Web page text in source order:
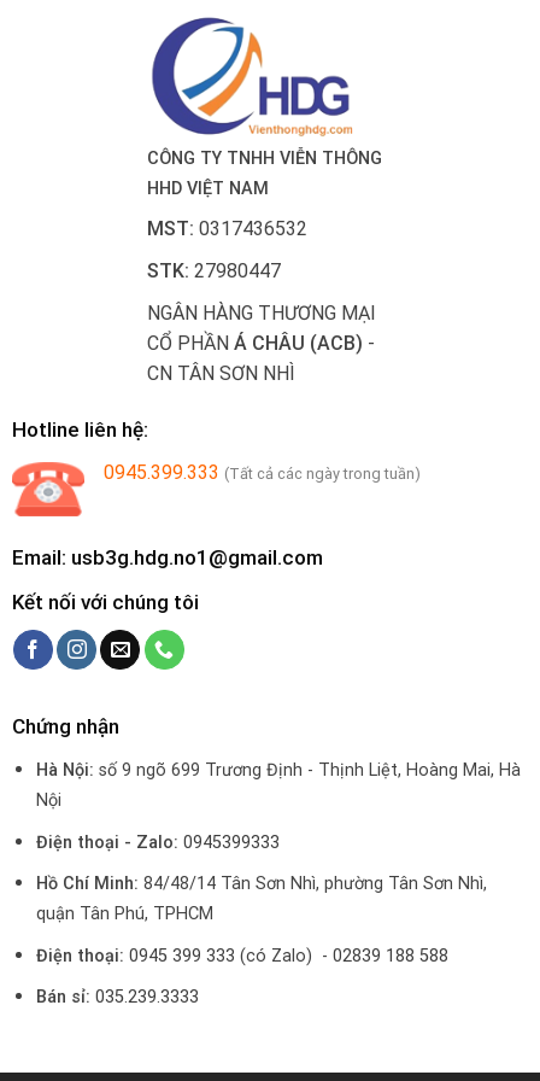
CÔNG TY TNHH VIỄN THÔNG
HHD VIỆT NAM
MST: 0317436532
STK: 27980447
NGÂN HÀNG THƯƠNG MẠI
CỔ PHẦN Á CHÂU (ACB) -
CN TÂN SƠN NHÌ
Hotline liên hệ:
0945.399.333 (Tất cả các ngày trong tuần)
Email: usb3g.hdg.no1@gmail.com
Kết nối với chúng tôi
Chứng nhận
Hà Nội:số 9 ngõ 699 Trương Định - Thịnh Liệt, Hoàng Mai, Hà
Nội
Điện thoại - Zalo: 0945399333
Hồ Chí Minh: 84/48/14 Tân Sơn Nhì, phường Tân Sơn Nhì,
quận Tân Phú, TPHCM
Điện thoại: 0945 399 333 (có Zalo) -02839 188 588
Bán sỉ: 035.239.3333